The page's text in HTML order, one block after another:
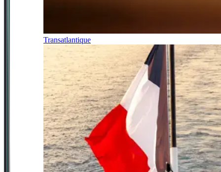
Transatlantique